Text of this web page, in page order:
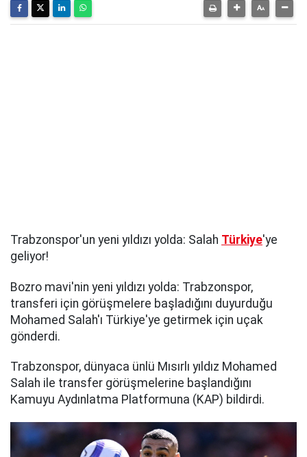
Trabzonspor'un yeni yıldızı yolda: Salah Türkiye'ye
geliyor!
Bozro mavi'nin yeni yıldızı yolda: Trabzonspor,
transferi için görüşmelere başladığını duyurduğu
Mohamed Salah'ı Türkiye'ye getirmek için uçak
gönderdi.
Trabzonspor, dünyaca ünlü Mısırlı yıldız Mohamed
Salah ile transfer görüşmelerine başlandığını
Kamuyu Aydınlatma Platformuna (KAP) bildirdi.